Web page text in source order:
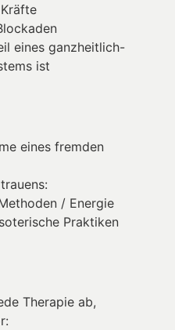
eines ganzheitlich-
ist
eines fremden
/ Energie
Praktiken
Therapie ab,